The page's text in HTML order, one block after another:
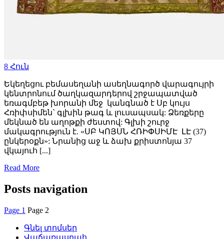
8 Հուն
Եկեղեցու բեմասեղանի ասեղնագործ վարագույրի
կենտրոնում ծաղկազարդերով շրջապատված
եռագմբեթ խորանի մեջ կանգնած է Սբ կույս
Հռիփսիմեն` գլխին թագ և լուսապսակ: Ձեռքերը
մեկնած են աղոթքի ժեստով: Գլխի շուրջ
մակագրություն է. «ՍԲ ԿՈՅՍՆ ՀՌԻՓՍԻՄԷ ԼԷ (37)
ընկերօքն»: Նրանից աջ և ձախ քրիստոնյա 37
վկայուհ [...]
Read More
Posts navigation
Page 1 Page 2
Գնել տոմսեր
Վաճառասրահ